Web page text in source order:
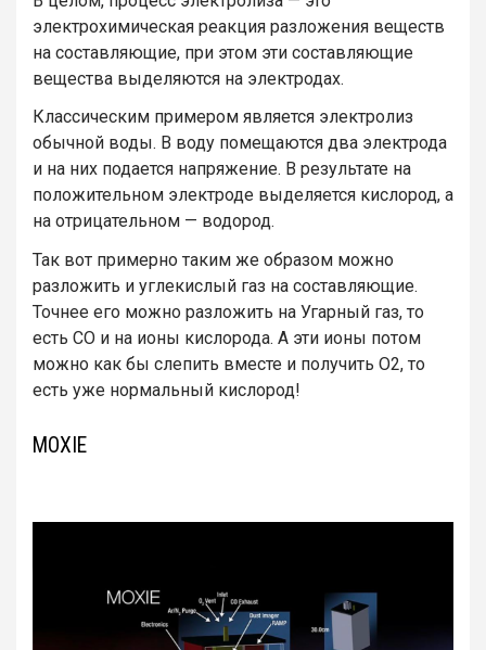
электрохимическая реакция разложения веществ
на составляющие, при этом эти составляющие
вещества выделяются на электродах.
Классическим примером является электролиз
обычной воды. В воду помещаются два электрода
и на них подается напряжение. В результате на
положительном электроде выделяется кислород, а
на отрицательном — водород.
Так вот примерно таким же образом можно
разложить и углекислый газ на составляющие.
Точнее его можно разложить на Угарный газ, то
есть CO и на ионы кислорода. А эти ионы потом
можно как бы слепить вместе и получить O2, то
есть уже нормальный кислород!
MOXIE